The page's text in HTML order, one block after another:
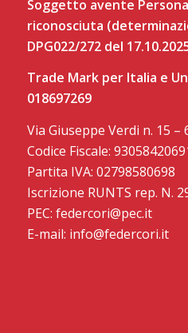
Soggetto avente
riconosciuta
DPG022/272 del
Trade Mark per Italia e
018697269
Via Giuseppe Verdi n. 15 –
Codice Fiscale:
Partita IVA: 02798580698
Iscrizione RUNTS rep. N.
PEC: federcori@pec.it
E-mail: info@federcori.it